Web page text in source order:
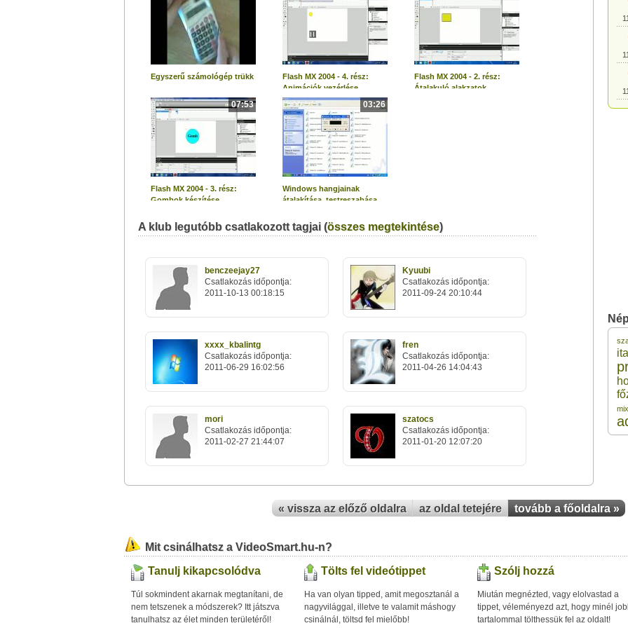
Egyszerű számológép trükk
Flash MX 2004 - 4. rész:
Animációk vezérlése
Flash MX 2004 - 2. rész:
Átalakuló alakzatok
Flash MX 2004 - 3. rész:
Gombok készítése
07:53
Windows hangjainak
átalakítása, testreszabása
03:26
A klub legutóbb csatlakozott tagjai (összes megtekintése)
benczeejay27
Csatlakozás időpontja:
2011-10-13 00:18:15
Kyuubi
Csatlakozás időpontja:
2011-09-24 20:10:44
xxxx_kbalintg
Csatlakozás időpontja:
2011-06-29 16:02:56
fren
Csatlakozás időpontja:
2011-04-26 14:04:43
mori
Csatlakozás időpontja:
2011-02-27 21:44:07
szatocs
Csatlakozás időpontja:
2011-01-20 12:07:20
ital
« vissza az előző oldalra az oldal tetejére tovább a főoldalra »
Mit csinálhatsz a VideoSmart.hu-n?
Tanulj kikapcsolódva
Túl sokmindent akarnak megtanítani, de
nem tetszenek a módszerek? Itt játszva
tanulhatsz az élet minden területéről!
Tölts fel videótippet
Ha van olyan tipped, amit megosztanál a
nagyvilággal, illetve te valamit máshogy
csinálnál, töltsd fel mielőbb!
Szólj hozzá
Miután megnézted, vagy elolvastad a
tippet, véleményezd azt, hogy minél
tartalommal tölthessük fel az oldalt!